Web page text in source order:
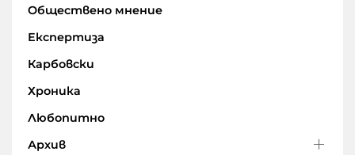
Обществено мнение
Експертиза
Карбовски
Хроника
Любопитно
Архив